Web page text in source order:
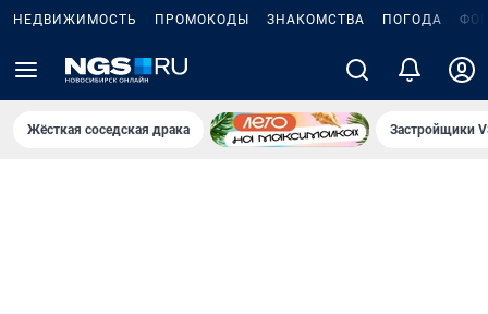
НЕДВИЖИМОСТЬ ПРОМОКОДЫ ЗНАКОМСТВА ПОГОДА
Жёсткая соседская драка Застройщики